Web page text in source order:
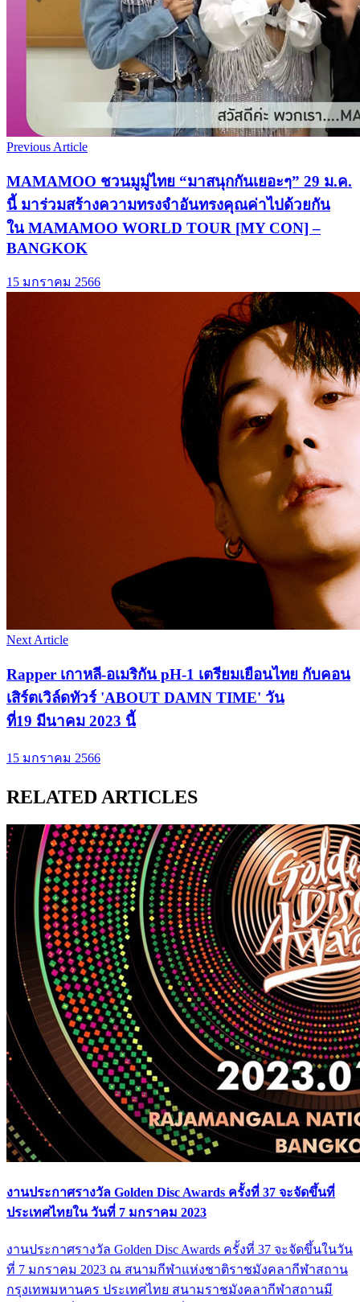
Previous Article
MAMAMOO ชวนมูมู่ไทย “มาสนุกกันเยอะๆ” 29 ม.ค.
นี้ มาร่วมสร้างความทรงจำอันทรงคุณค่าไปด้วยกัน
ใน MAMAMOO WORLD TOUR [MY CON] –
BANGKOK
15 มกราคม 2566
Next Article
Rapper เกาหลี-อเมริกัน pH-1 เตรียมเยือนไทย กับคอน
เสิร์ตเวิล์ดทัวร์ 'ABOUT DAMN TIME' วัน
ที่19 มีนาคม 2023 นี้
15 มกราคม 2566
RELATED ARTICLES
งานประกาศรางวัล Golden Disc Awards ครั้งที่ 37 จะจัดขึ้นที่
ประเทศไทยใน วันที่ 7 มกราคม 2023
งานประกาศรางวัล Golden Disc Awards ครั้งที่ 37 จะจัดขึ้นในวัน
ที่ 7 มกราคม 2023 ณ สนามกีฬาแห่งชาติราชมังคลากีฬาสถาน
กรุงเทพมหานคร ประเทศไทย สนามราชมังคลากีฬาสถานมี